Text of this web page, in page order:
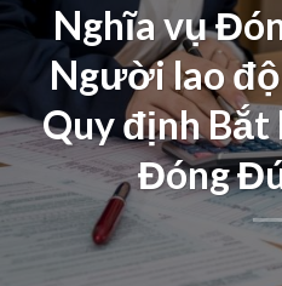
Nghĩa vụ
Người lao
Quy định Bắt
Đóng